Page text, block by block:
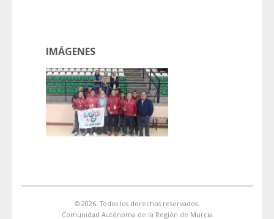
IMÁGENES
© 2026. Todos los derechos reservados.
Comunidad Autónoma de la Región de Murcia